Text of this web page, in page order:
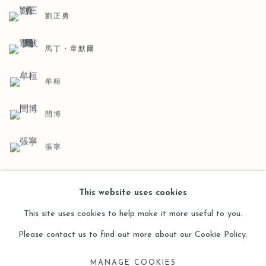
劉正勇
馬丁・韋默爾
牟桓
閆博
張寧
BACK TO ART FAIRS
This website uses cookies
This site uses cookies to help make it more useful to you.
Please contact us to find out more about our Cookie Policy.
MANAGE COOKIES